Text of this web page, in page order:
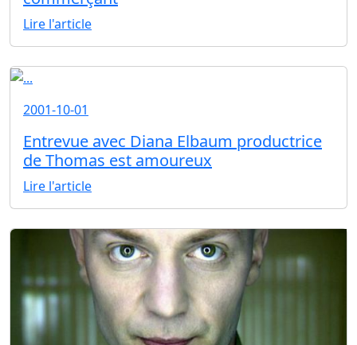
Lire l'article
2001-10-01
Entrevue avec Diana Elbaum productrice
de Thomas est amoureux
Lire l'article